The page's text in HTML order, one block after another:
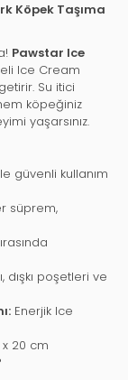
Köpek Taşıma
Pawstar Ice
Ice Cream
Su itici
köpeğiniz
yaşarsınız.
güvenli kullanım
süprem,
dışkı poşetleri ve
Enerjik Ice
x 20 cm